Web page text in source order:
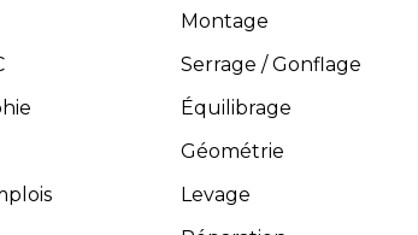
et la maintenance des équipements
de professionnels expérimentés et
le choix des équipements les plus
fournir un
Provac
Toutes les activités, y compris
Montage
Serrage / Gonflage
Équilibrage
Géométrie
Levage